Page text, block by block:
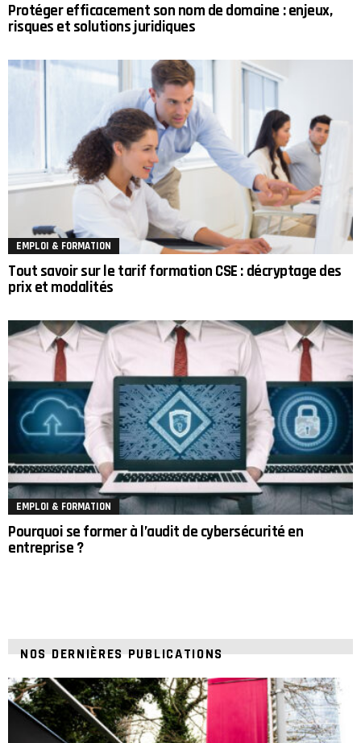
Protéger efficacement son nom de domaine : enjeux,
risques et solutions juridiques
EMPLOI & FORMATION
Tout savoir sur le tarif formation CSE : décryptage des
prix et modalités
EMPLOI & FORMATION
Pourquoi se former à l’audit de cybersécurité en
entreprise ?
NOS DERNIÈRES PUBLICATIONS